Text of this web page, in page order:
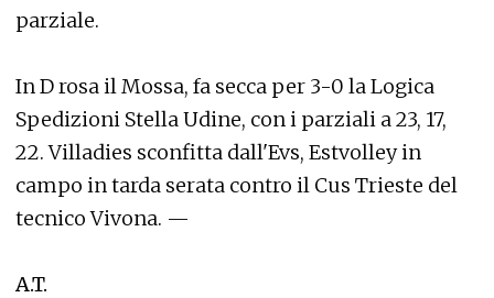
parziale.
In D rosa il Mossa, fa secca per 3-0 la Logica
Spedizioni Stella Udine, con i parziali a 23, 17,
22. Villadies sconfitta dall'Evs, Estvolley in
campo in tarda serata contro il Cus Trieste del
tecnico Vivona. —
A.T.